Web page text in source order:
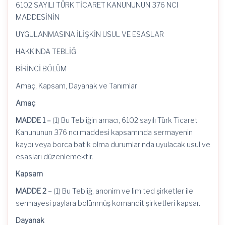
6102 SAYILI TÜRK TİCARET KANUNUNUN 376 NCI
MADDESİNİN
UYGULANMASINA İLİŞKİN USUL VE ESASLAR
HAKKINDA TEBLİĞ
BİRİNCİ BÖLÜM
Amaç, Kapsam, Dayanak ve Tanımlar
Amaç
MADDE 1 – (1) Bu Tebliğin amacı, 6102 sayılı Türk Ticaret
Kanununun 376 ncı maddesi kapsamında sermayenin
kaybı veya borca batık olma durumlarında uyulacak usul ve
esasları düzenlemektir.
Kapsam
MADDE 2 – (1) Bu Tebliğ, anonim ve limited şirketler ile
sermayesi paylara bölünmüş komandit şirketleri kapsar.
Dayanak